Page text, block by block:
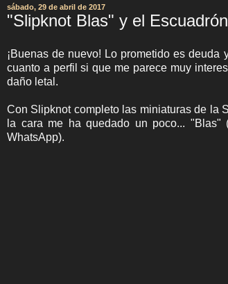
sábado, 29 de abril de 2017
"Slipknot Blas" y el
¡Buenas de nuevo! Lo prometido es
cuanto a perfil si que me parece muy
daño letal.
Con Slipknot completo las miniaturas de la
la cara me ha quedado un poco...
WhatsApp).